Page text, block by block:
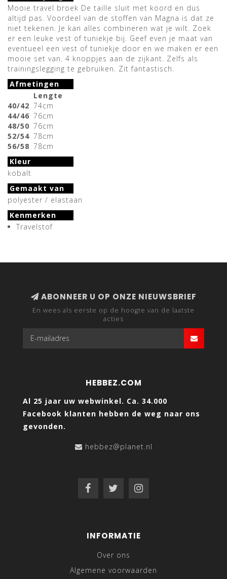
Mooie travel broek De taille sluit met koord en dus
altijd pas. Voordeel van de stoffen van Magna is dat ze
niet tekenen. Je kan alles combineren wat je wilt. Zoek
er een leuke vest of tuniekje bij. Geef even je maat van
eventueel een vest of tuniekje door en we maken er een
mooie set van. 4 knoppjes aan de zijkant. Zelfs als
trainingslegging te gebruiken. Zit fantastisch.
Afmetingen
Lengte
40/42 74cm
44/46 76cm
48/50 76cm
52/54 78cm
56/58 78cm
Kleur
kobalt
Gemaakt van
polyester / elastaan
Kenmerken
Travelstof
ABONNEER U OP ONZE NIEUWSBRIEF
En wees als eerste op de hoogte van de laatste
acties
HEBBEZ.COM
Al 25 jaar uw webwinkel. Ca. 34.000
Facebook klanten hebben de weg naar ons
gevonden.
hebbez@planet.nl
INFORMATIE
Over ons
Algemene voorwaarden